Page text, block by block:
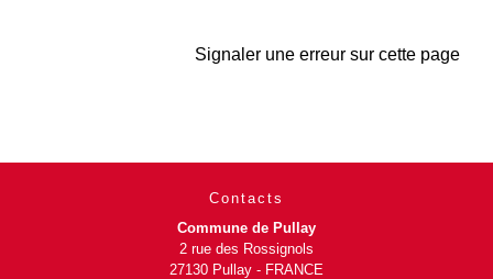
Signaler une erreur sur cette page
Contacts
Commune de Pullay
2 rue des Rossignols
27130 Pullay - FRANCE